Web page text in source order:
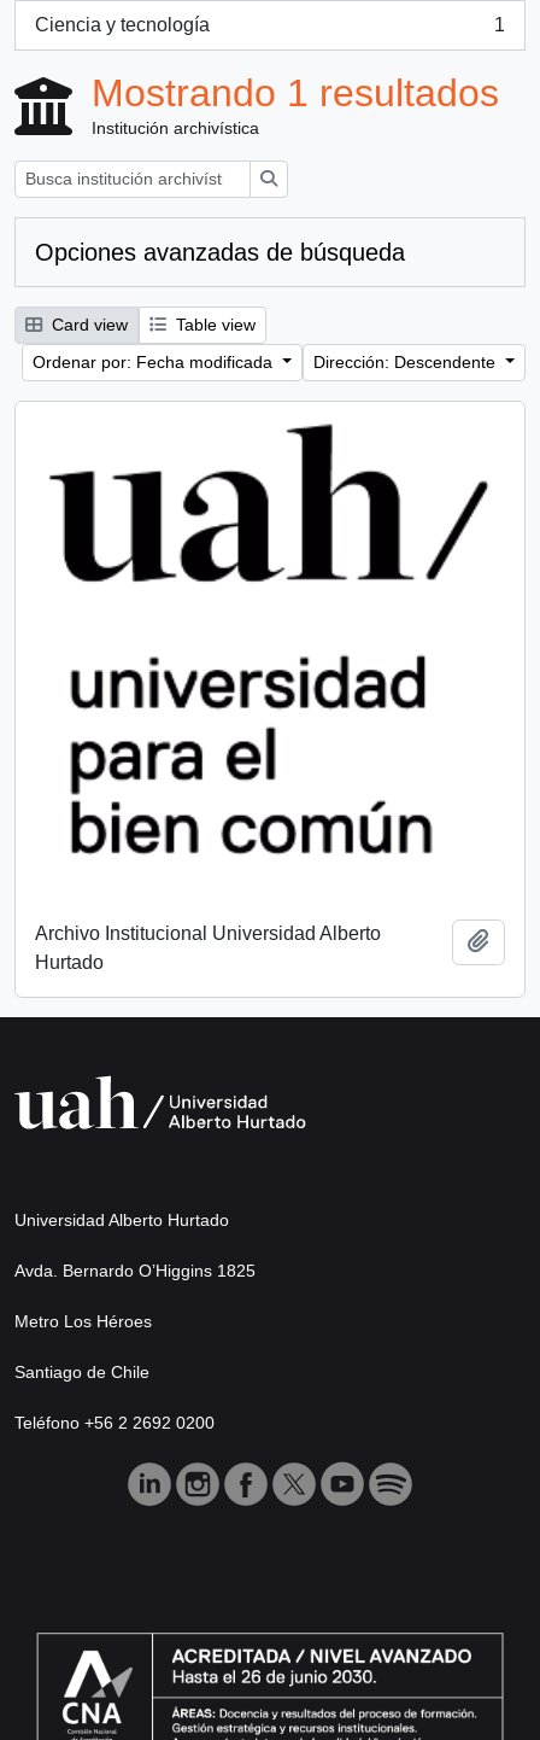
Ciencia y tecnología
, 1 resultados
1
Mostrando 1 resultados
Institución archivística
Opciones avanzadas de búsqueda
Card view
Table view
Ordenar por: Fecha modificada
Dirección: Descendente
Archivo Institucional Universidad Alberto
Hurtado
Universidad Alberto Hurtado
Avda. Bernardo O’Higgins 1825
Metro Los Héroes
Santiago de Chile
Teléfono +56 2 2692 0200